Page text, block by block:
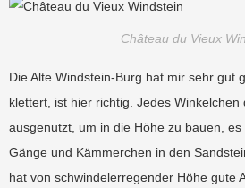
Château du Vieux
Die Alte Windstein-Burg hat mir sehr gut
klettert, ist hier richtig. Jedes
ausgenutzt, um in die Höhe zu bauen, es
Gänge und Kämmerchen in den
hat von schwindelerregender Höhe gute